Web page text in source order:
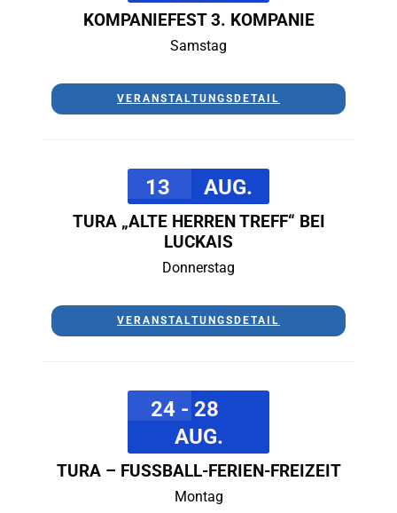
KOMPANIEFEST 3. KOMPANIE
Samstag
VERANSTALTUNGSDETAIL
13 AUG.
TURA „ALTE HERREN TREFF“ BEI
LUCKAIS
Donnerstag
VERANSTALTUNGSDETAIL
24 - 28
AUG.
TURA – FUSSBALL-FERIEN-FREIZEIT
Montag